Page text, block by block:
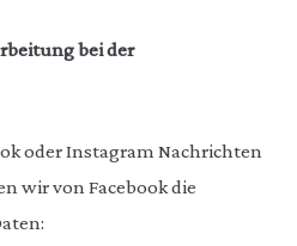
bei der
oder Instagram Nachrichten
wir von Facebook die